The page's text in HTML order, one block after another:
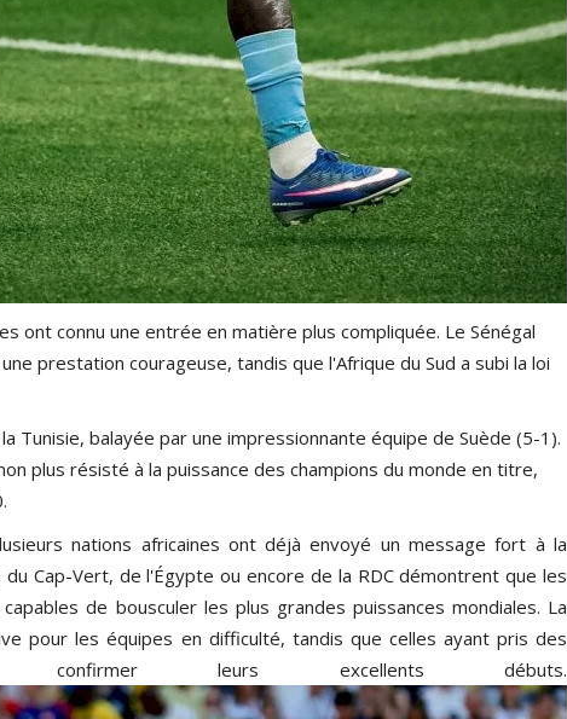
ont connu une entrée en matière plus compliquée. Le Sénégal
prestation courageuse, tandis que l'Afrique du Sud a subi la loi
Tunisie, balayée par une impressionnante équipe de Suède (5-1).
plus résisté à la puissance des champions du monde en titre,
nations africaines ont déjà envoyé un message fort à la
Cap-Vert, de l'Égypte ou encore de la RDC démontrent que les
de bousculer les plus grandes puissances mondiales. La
pour les équipes en difficulté, tandis que celles ayant pris des
leurs excellents débuts.